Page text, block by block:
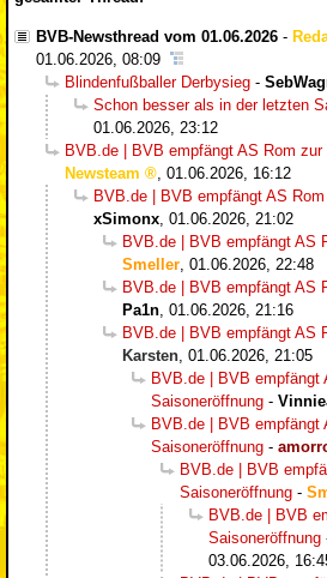
BVB-Newsthread vom 01.06.2026 -
01.06.2026, 08:09
Blindenfußballer Derbysieg -
Schon besser als in der letzten
01.06.2026, 23:12
BVB.de | BVB empfängt AS Rom
Newsteam
01.06.2026, 16:12
BVB.de | BVB empfängt AS
xSimonx 01.06.2026, 21:02
BVB.de | BVB empfängt AS
Smeller 01.06.2026, 22:48
BVB.de | BVB empfängt AS
Pa1n 01.06.2026, 21:16
BVB.de | BVB empfängt AS
Karsten 01.06.2026, 21:05
BVB.de | BVB empfängt
Saisoneröffnung -
BVB.de | BVB empfängt
Saisoneröffnung -
BVB.de | BVB
Saisoneröffnung -
BVB.de | BVB
Saisoneröffnung
03.06.2026,